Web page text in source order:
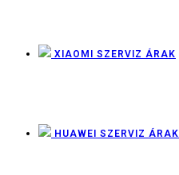
XIAOMI SZERVIZ ÁRAK
HUAWEI SZERVIZ ÁRAK